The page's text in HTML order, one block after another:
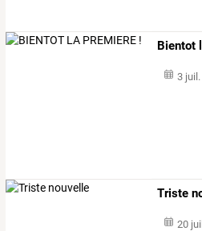
Bientot
3
Triste
20